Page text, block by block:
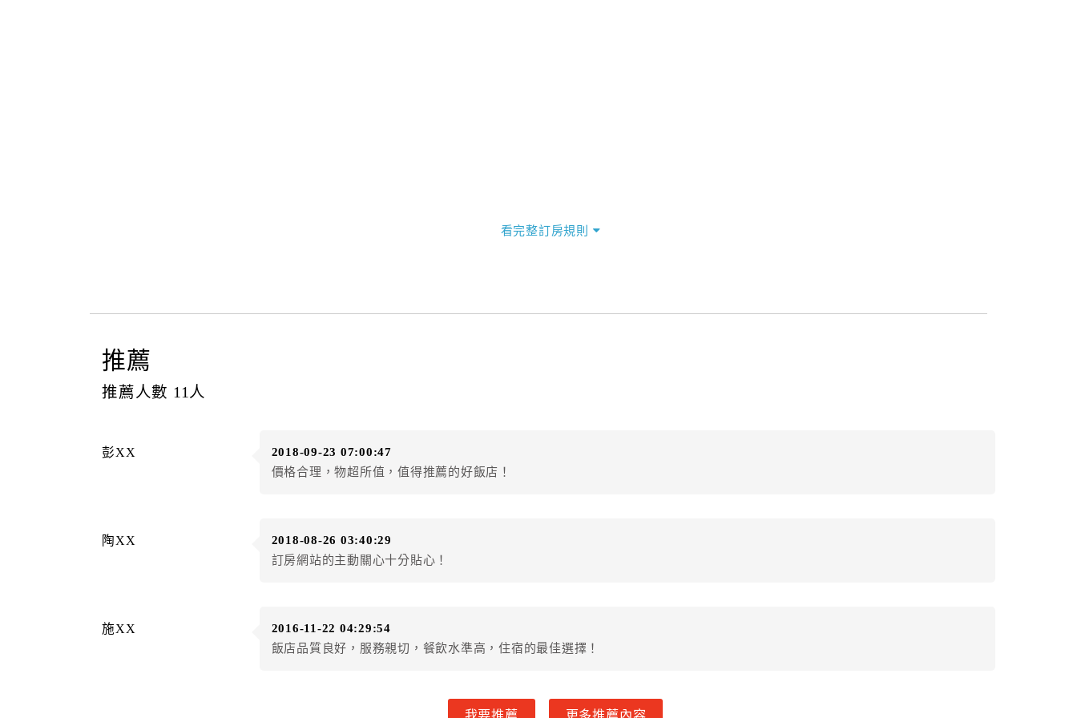
看完整訂房規則
推薦
推薦人數 11 人
彭XX
2018-09-23 07:00:47
價格合理，物超所值，值得推薦的好飯店！
陶XX
2018-08-26 03:40:29
訂房網站的主動關心十分貼心！
施XX
2016-11-22 04:29:54
飯店品質良好，服務親切，餐飲水準高，住宿的最佳選擇！
我要推薦 更多推薦內容